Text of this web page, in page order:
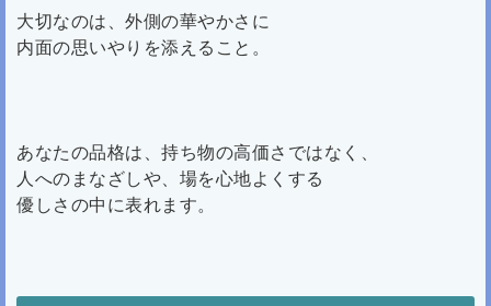
大切なのは、外側の華やかさに
内面の思いやりを添えること。
あなたの品格は、持ち物の高価さではなく、
人へのまなざしや、場を心地よくする
優しさの中に表れます。